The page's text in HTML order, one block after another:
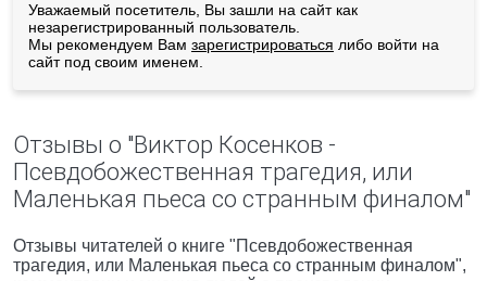
Уважаемый посетитель, Вы зашли на сайт как
незарегистрированный пользователь.
Мы рекомендуем Вам зарегистрироваться либо войти на
сайт под своим именем.
Отзывы о "Виктор Косенков -
Псевдобожественная трагедия, или
Маленькая пьеса со странным финалом"
Отзывы читателей о книге "Псевдобожественная
трагедия, или Маленькая пьеса со странным финалом",